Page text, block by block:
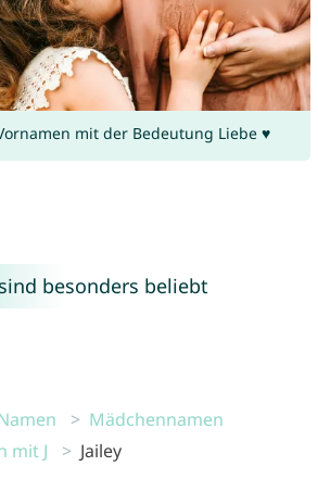
mit der Bedeutung Liebe ♥
besonders beliebt
Mädchennamen
mit J
Jailey